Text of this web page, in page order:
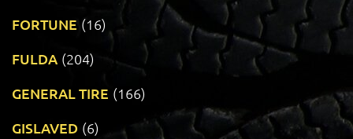
FORTUNE (16)
FULDA (204)
GENERAL TIRE (166)
GISLAVED (6)